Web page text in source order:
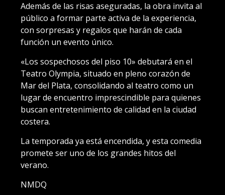
Además de las risas aseguradas, la obra invita al
público a formar parte activa de la experiencia,
con sorpresas y regalos que harán de cada
función un evento único.
«Los sospechosos del piso 10» debutará en el
Teatro Olympia, situado en pleno corazón de
Mar del Plata, consolidando al teatro como un
lugar de encuentro imprescindible para quienes
buscan entretenimiento de calidad en la ciudad
costera.
La temporada ya está encendida, y esta comedia
promete ser uno de los grandes hitos del
verano.
NMDQ